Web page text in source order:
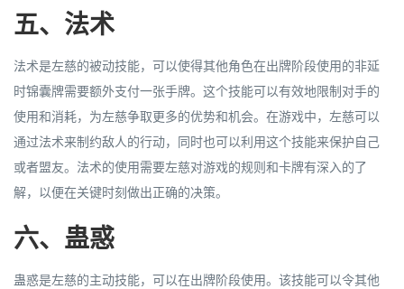
五、法术
法术是左慈的被动技能，可以使得其他角色在出牌阶段使用的非延
时锦囊牌需要额外支付一张手牌。这个技能可以有效地限制对手的
使用和消耗，为左慈争取更多的优势和机会。在游戏中，左慈可以
通过法术来制约敌人的行动，同时也可以利用这个技能来保护自己
或者盟友。法术的使用需要左慈对游戏的规则和卡牌有深入的了
解，以便在关键时刻做出正确的决策。
六、蛊惑
蛊惑是左慈的主动技能，可以在出牌阶段使用。该技能可以令其他